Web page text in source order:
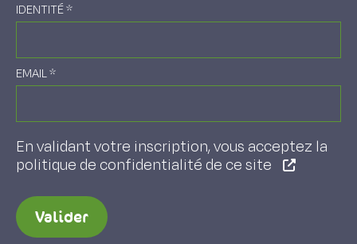
IDENTITÉ*
EMAIL*
En validant votre inscription, vous acceptez la
politique de confidentialité de ce site
Valider